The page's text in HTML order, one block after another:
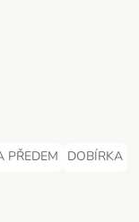
Method
PŘEDEM
PŘEDEM Payment
DOBÍRKA
DOBÍRKA